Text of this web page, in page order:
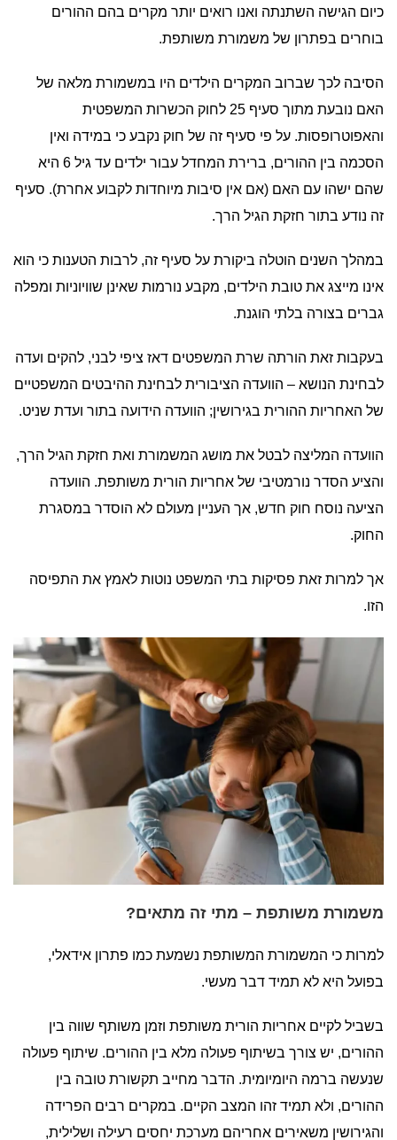
כיום הגישה השתנתה ואנו רואים יותר מקרים בהם ההורים
בוחרים בפתרון של משמורת משותפת.
הסיבה לכך שברוב המקרים הילדים היו במשמורת מלאה של
האם נובעת מתוך סעיף 25 לחוק הכשרות המשפטית
והאפוטרופסות. על פי סעיף זה של חוק נקבע כי במידה ואין
הסכמה בין ההורים, ברירת המחדל עבור ילדים עד גיל 6 היא
שהם ישהו עם האם (אם אין סיבות מיוחדות לקבוע אחרת). סעיף
זה נודע בתור חזקת הגיל הרך.
במהלך השנים הוטלה ביקורת על סעיף זה, לרבות הטענות כי הוא
אינו מייצג את טובת הילדים, מקבע נורמות שאינן שוויוניות ומפלה
גברים בצורה בלתי הוגנת.
בעקבות זאת הורתה שרת המשפטים דאז ציפי לבני, להקים ועדה
לבחינת הנושא – הוועדה הציבורית לבחינת ההיבטים המשפטיים
של האחריות ההורית בגירושין; הוועדה הידועה בתור ועדת שניט.
הוועדה המליצה לבטל את מושג המשמורת ואת חזקת הגיל הרך,
והציע הסדר נורמטיבי של אחריות הורית משותפת. הוועדה
הציעה נוסח חוק חדש, אך העניין מעולם לא הוסדר במסגרת
החוק.
אך למרות זאת פסיקות בתי המשפט נוטות לאמץ את התפיסה
הזו.
משמורת משותפת – מתי זה מתאים?
למרות כי המשמורת המשותפת נשמעת כמו פתרון אידאלי,
בפועל היא לא תמיד דבר מעשי.
בשביל לקיים אחריות הורית משותפת וזמן משותף שווה בין
ההורים, יש צורך בשיתוף פעולה מלא בין ההורים. שיתוף פעולה
שנעשה ברמה היומיומית. הדבר מחייב תקשורת טובה בין
ההורים, ולא תמיד זהו המצב הקיים. במקרים רבים הפרידה
והגירושין משאירים אחריהם מערכת יחסים רעילה ושלילית,